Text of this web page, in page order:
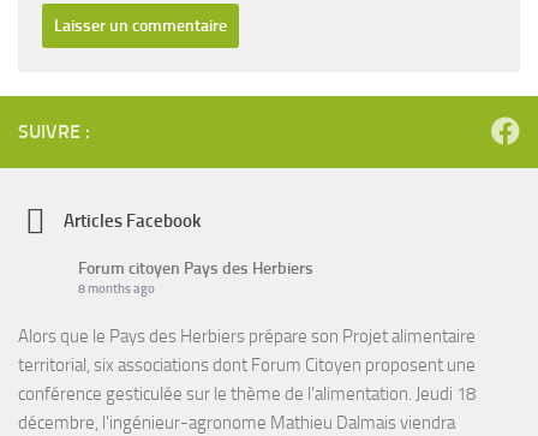
SUIVRE :
Articles Facebook
Forum citoyen Pays des Herbiers
8 months ago
Alors que le Pays des Herbiers prépare son Projet alimentaire
territorial, six associations dont Forum Citoyen proposent une
conférence gesticulée sur le thème de l'alimentation. Jeudi 18
décembre, l'ingénieur-agronome Mathieu Dalmais viendra